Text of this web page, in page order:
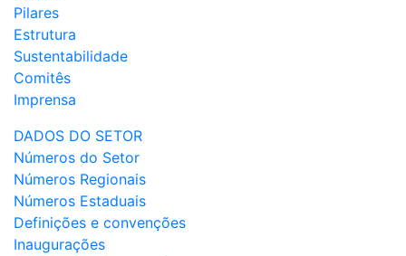
Pilares
Estrutura
Sustentabilidade
Comitês
Imprensa
DADOS DO SETOR
Números do Setor
Números Regionais
Números Estaduais
Definições e convenções
Inaugurações